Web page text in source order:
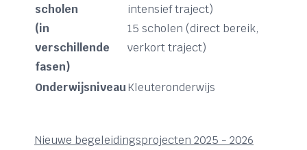
scholen
(in
verschillende
fasen)
intensief traject)
15 scholen (direct bereik,
verkort traject)
OnderwijsniveauKleuteronderwijs
Nieuwe begeleidingsprojecten 2025 - 2026